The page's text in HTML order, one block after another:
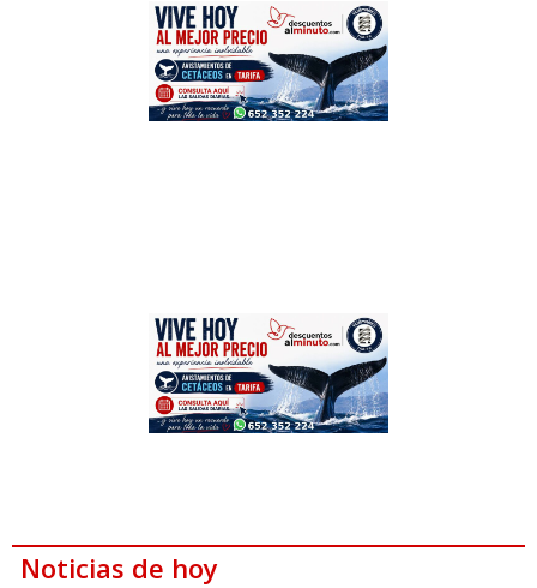
Noticias de hoy